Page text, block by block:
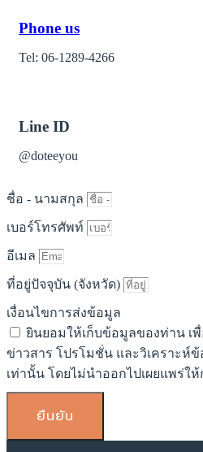
Phone us
Tel: 06-1289-4266
Line ID
@doteeyou
ชื่อ - นามสกุล
เบอร์โทรศัพท์
อีเมล
ที่อยู่ปัจจุบัน (จังหวัด)
เงื่อนไขการส่งข้อมูล
ยินยอมให้เก็บข้อมูลของท่าน เ
ข่าวสาร โปรโมชั่น และวิเคราะห์
เท่านั้น โดยไม่นำออกไปเผยแพร่ใ
ยืนยัน